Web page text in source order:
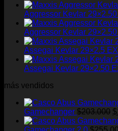
Aggressor Kevlar
Aggressor Kevlar
Assegai Kevlar 29×2.5
Assegai Kevlar 29×2.50
más vendidos
Gamechanger $203.000 $